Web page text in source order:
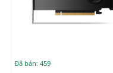
Đã bán: 459